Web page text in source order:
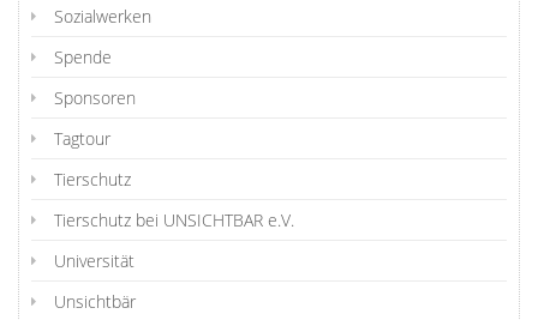
Sozialwerken
Spende
Sponsoren
Tagtour
Tierschutz
Tierschutz bei UNSICHTBAR e.V.
Universität
Unsichtbär